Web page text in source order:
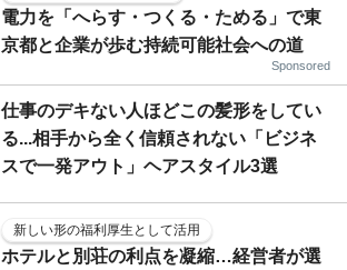
電力を「へらす・つくる・ためる」で東
京都と企業が歩む持続可能社会への道
Sponsored
仕事のデキない人ほどこの髪形をしてい
る...相手から全く信頼されない「ビジネ
スで一発アウト」ヘアスタイル3選
新しい形の福利厚生として活用
ホテルと別荘の利点を凝縮…経営者が選